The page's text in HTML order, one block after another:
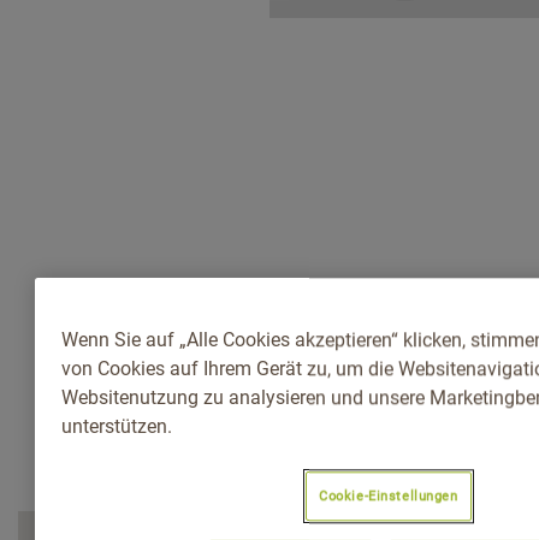
Wenn Sie auf „Alle Cookies akzeptieren“ klicken,
von Cookies auf Ihrem Gerät zu, um die
Websitenutzung zu analysieren und unsere
unterstützen.
Cookie-Einstellungen